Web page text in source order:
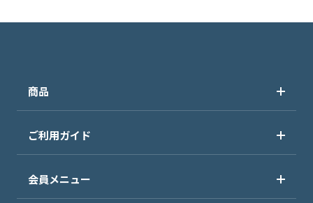
商品
ご利用ガイド
会員メニュー